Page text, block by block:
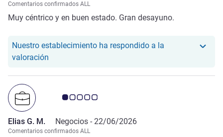
Comentarios confirmados ALL
Muy céntrico y en buen estado. Gran desayuno.
Nuestro establecimiento ha respondido a la
valoración
Nota de clientes de Avis 1.0/5
Elias G. M. Negocios - 22/06/2026
Comentarios confirmados ALL